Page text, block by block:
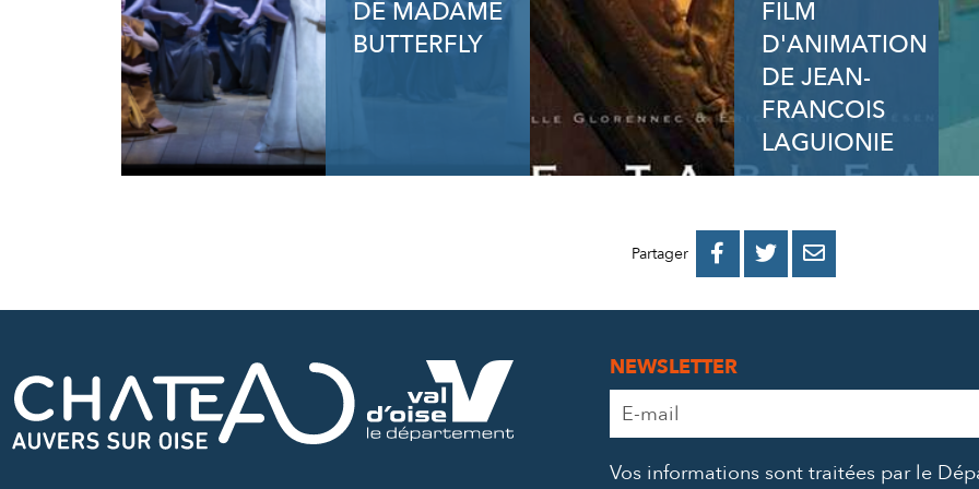
DE MADAME
BUTTERFLY
FILM
D'ANIMATION
DE JEAN-
FRANCOIS
LAGUIONIE
Partager 
PARTAGER
PARTAGER
PARTAGER
NEWSLETTER
Adresse
e-
Vos informations sont traitées par le